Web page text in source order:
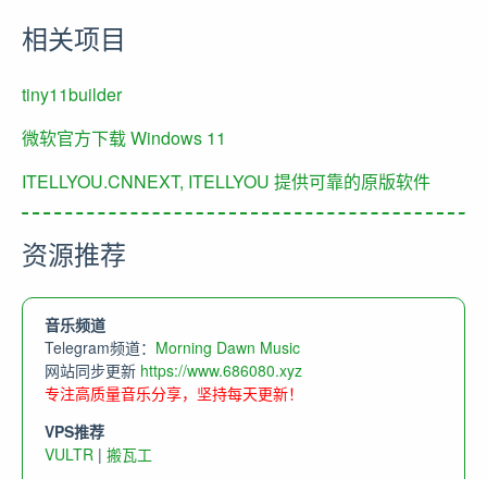
相关项目
tiny11builder
微软官方下载 Windows 11
ITELLYOU.CNNEXT, ITELLYOU 提供可靠的原版软件
资源推荐
音乐频道
Telegram频道： Morning Dawn Music
网站同步更新 https://www.686080.xyz
专注高质量音乐分享，坚持每天更新！
VPS推荐
VULTR | 搬瓦工